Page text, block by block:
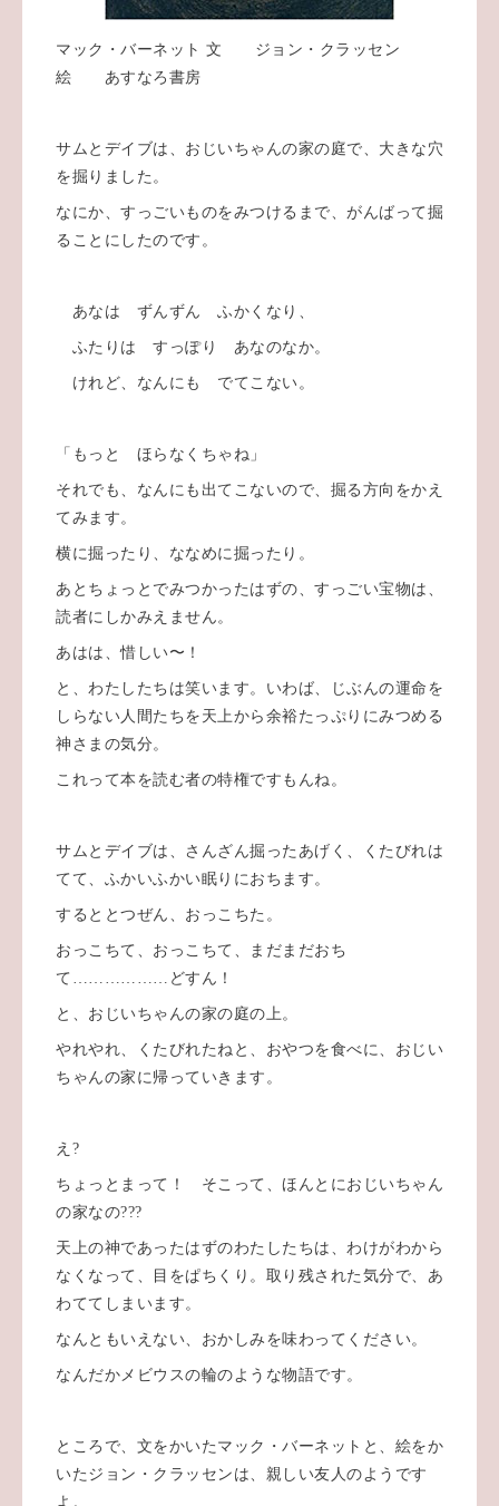
マック・バーネット 文 ジョン・クラッセン
絵 あすなろ書房
サムとデイブは、おじいちゃんの家の庭で、大きな穴
を掘りました。
なにか、すっごいものをみつけるまで、がんばって掘
ることにしたのです。
あなは ずんずん ふかくなり、
ふたりは すっぽり あなのなか。
けれど、なんにも でてこない。
「もっと ほらなくちゃね」
それでも、なんにも出てこないので、掘る方向をかえ
てみます。
横に掘ったり、ななめに掘ったり。
あとちょっとでみつかったはずの、すっごい宝物は、
読者にしかみえません。
あはは、惜しい〜！
と、わたしたちは笑います。いわば、じぶんの運命を
しらない人間たちを天上から余裕たっぷりにみつめる
神さまの気分。
これって本を読む者の特権ですもんね。
サムとデイブは、さんざん掘ったあげく、くたびれは
てて、ふかいふかい眠りにおちます。
するととつぜん、おっこちた。
おっこちて、おっこちて、まだまだおち
て………………どすん！
と、おじいちゃんの家の庭の上。
やれやれ、くたびれたねと、おやつを食べに、おじい
ちゃんの家に帰っていきます。
え?
ちょっとまって！ そこって、ほんとにおじいちゃん
の家なの???
天上の神であったはずのわたしたちは、わけがわから
なくなって、目をぱちくり。取り残された気分で、あ
わててしまいます。
なんともいえない、おかしみを味わってください。
なんだかメビウスの輪のような物語です。
ところで、文をかいたマック・バーネットと、絵をか
いたジョン・クラッセンは、親しい友人のようです
よ。